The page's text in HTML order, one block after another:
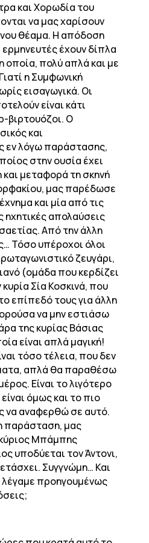
και Χορωδία του
να μας χαρίσουν
θέαμα. Η απόδοση
ερμηνευτές έχουν δίπλα
οποία, πολύ απλά και με
η Συμφωνική
εισαγωγικά. Οι
είναι κάτι
O
και
εν λόγω παράστασης,
στην ουσία έχει
και μεταφορά τη σκηνή
μας παρέδωσε
και μία από τις
απολαύσεις
Από την άλλη
Τόσο υπέροχοι όλοι
ζευγάρι,
(ομάδα που κερδίζει
Σία Κοσκινά, που
επίπεδό τους για άλλη
να μην εστιάσω
της κυρίας Βάσιας
είναι απλά μαγική!
τόσο τέλεια, που δεν
απλά θα παραθέσω
Είναι το λιγότερο
όμως και το πιο
να αναφερθώ σε αυτό.
η παράσταση, μας
Μπάμπης
υποδύεται τον Άντονι,
Συγγνώμη… Και
λέγαμε προηγουμένως